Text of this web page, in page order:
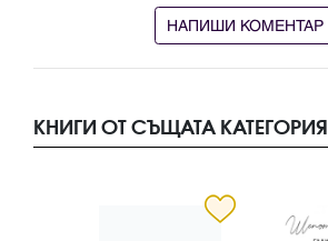
НАПИШИ КОМЕНТАР
КНИГИ ОТ СЪЩАТА КАТЕГОРИЯ